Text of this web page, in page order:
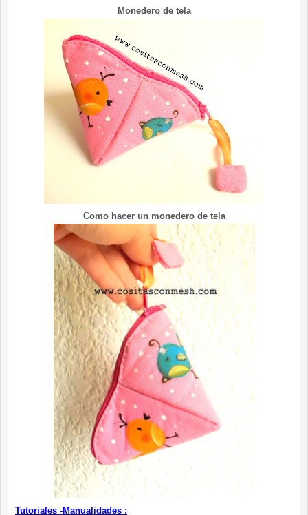
Monedero de tela
Como hacer un monedero de tela
Tutoriales -Manualidades :